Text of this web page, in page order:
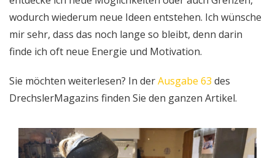
wodurch wiederum neue Ideen entstehen. Ich wünsche
mir sehr, dass das noch lange so bleibt, denn darin
finde ich oft neue Energie und Motivation.
Sie möchten weiterlesen? In derAusgabe 63 des
DrechslerMagazins finden Sie den ganzen Artikel.